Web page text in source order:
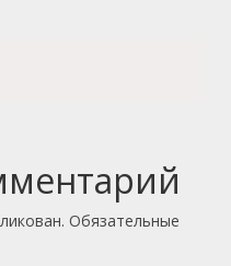
Обязательные